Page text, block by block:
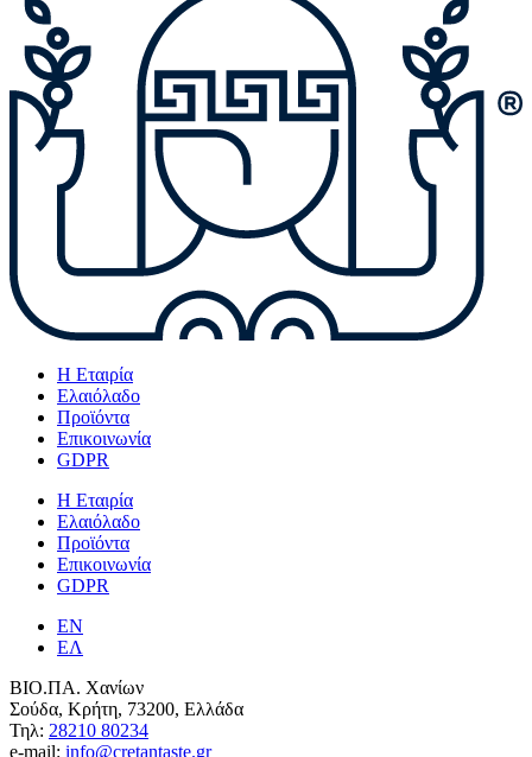
Η Εταιρία
Ελαιόλαδο
Προϊόντα
Επικοινωνία
GDPR
Η Εταιρία
Ελαιόλαδο
Προϊόντα
Επικοινωνία
GDPR
EN
ΕΛ
ΒΙΟ.ΠΑ. Χανίων
Σούδα, Κρήτη, 73200, Ελλάδα
Τηλ: 28210 80234
e-mail: info@cretantaste.gr